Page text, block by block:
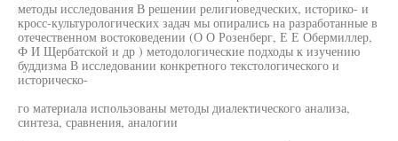
методы исследования В решении религиоведческих, историко- и
кросс-культурологических задач мы опирались на разработанные в
отечественном востоковедении (О О Розенберг, Е Е Обермиллер,
Ф И Щербатской и др ) методологические подходы к изучению
буддизма В исследовании конкретного текстологического и
историческо-
го материала использованы методы диалектического анализа,
синтеза, сравнения, аналогии